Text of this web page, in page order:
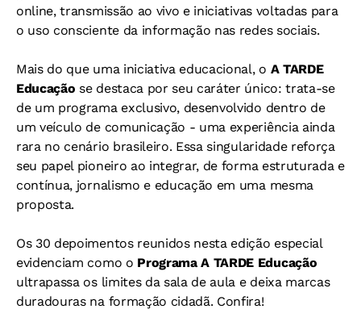
online, transmissão ao vivo e iniciativas voltadas para
o uso consciente da informação nas redes sociais.
Mais do que uma iniciativa educacional, o A TARDE
Educação se destaca por seu caráter único: trata-se
de um programa exclusivo, desenvolvido dentro de
um veículo de comunicação - uma experiência ainda
rara no cenário brasileiro. Essa singularidade reforça
seu papel pioneiro ao integrar, de forma estruturada e
contínua, jornalismo e educação em uma mesma
proposta.
Os 30 depoimentos reunidos nesta edição especial
evidenciam como o Programa A TARDE Educação
ultrapassa os limites da sala de aula e deixa marcas
duradouras na formação cidadã. Confira!